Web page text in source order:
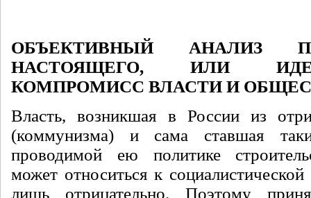
ОБЪЕКТИВНЫЙ АНАЛИЗ
НАСТОЯЩЕГО, ИЛИ
КОМПРОМИСС ВЛАСТИ И
Власть, возникшая в России из
(коммунизма) и сама ставшая
проводимой ею политике
может относиться к
лишь отрицательно. Поэтому